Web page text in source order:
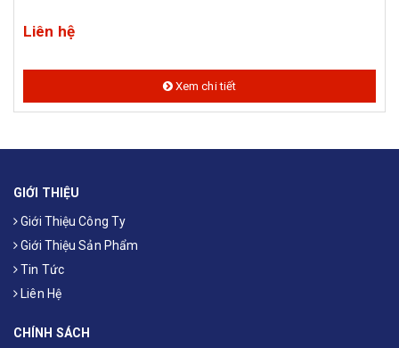
Liên hệ
Xem chi tiết
GIỚI THIỆU
Giới Thiệu Công Ty
Giới Thiệu Sản Phẩm
Tin Tức
Liên Hệ
CHÍNH SÁCH